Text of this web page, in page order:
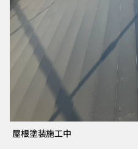
屋根塗装施工中